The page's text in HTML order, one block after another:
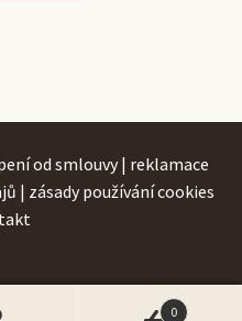
od smlouvy | reklamace
| zásady používání cookies
info@historickedarky.cz
908 819 474 0